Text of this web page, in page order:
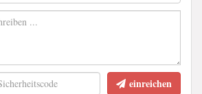
einreichen